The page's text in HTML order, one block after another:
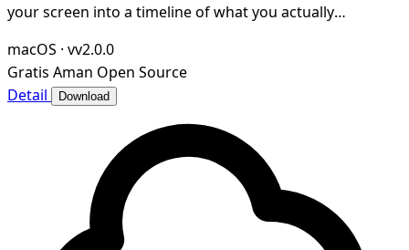
your screen into a timeline of what you actually
macOS · vv2.0.0
Gratis Aman Open Source
Detail
Download